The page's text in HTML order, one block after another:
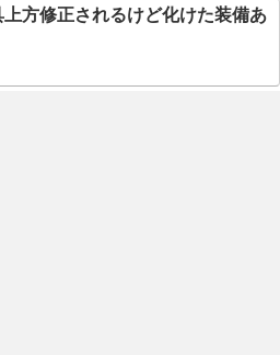
上方修正されるけど化けた装備あ